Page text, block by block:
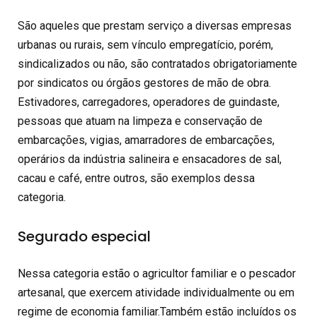
São aqueles que prestam serviço a diversas empresas
urbanas ou rurais, sem vínculo empregatício, porém,
sindicalizados ou não, são contratados obrigatoriamente
por sindicatos ou órgãos gestores de mão de obra.
Estivadores, carregadores, operadores de guindaste,
pessoas que atuam na limpeza e conservação de
embarcações, vigias, amarradores de embarcações,
operários da indústria salineira e ensacadores de sal,
cacau e café, entre outros, são exemplos dessa
categoria.
Segurado especial
Nessa categoria estão o agricultor familiar e o pescador
artesanal, que exercem atividade individualmente ou em
regime de economia familiar.Também estão incluídos os